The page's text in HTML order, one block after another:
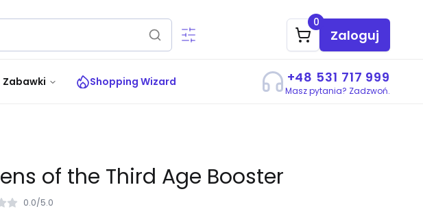
0
Zaloguj
Zabawki Shopping Wizard +48 531 717 999
Masz pytania? Zadzwoń.
of the Third Age Booster
0.0/5.0